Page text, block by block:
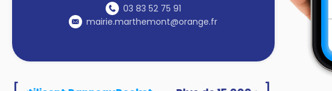
03 83 52 75 91
mairie.marthemont@orange.fr